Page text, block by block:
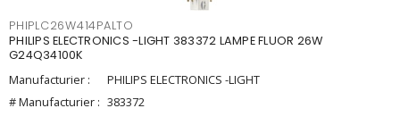
PHIPLC26W414PALTO
PHILIPS ELECTRONICS -LIGHT 383372 LAMPE FLUOR 26W
G24Q34100K
Manufacturier :
PHILIPS ELECTRONICS -LIGHT
# Manufacturier : 383372